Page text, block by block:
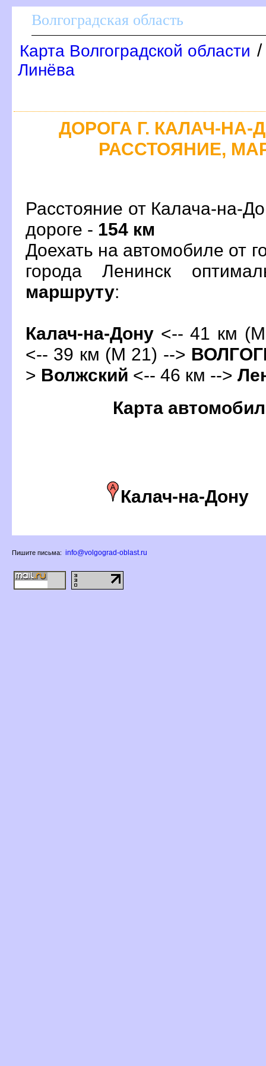
олгоградская область
Карта Волгоградской области /
Линёва
ДОРОГА Г. КАЛАЧ-НА-
РАССТОЯНИЕ,
Расстояние от Калача-на-
дороге - 154 км
Доехать на автомобиле от
орода Ленинск
маршруту:
Калач-на-Дону <-- 41 км
<-- 39 км (М 21) -->
> олжский <-- 46 км -->
Карта
Калач-на-Дону
Пишите письма: info@volgograd-oblast.ru